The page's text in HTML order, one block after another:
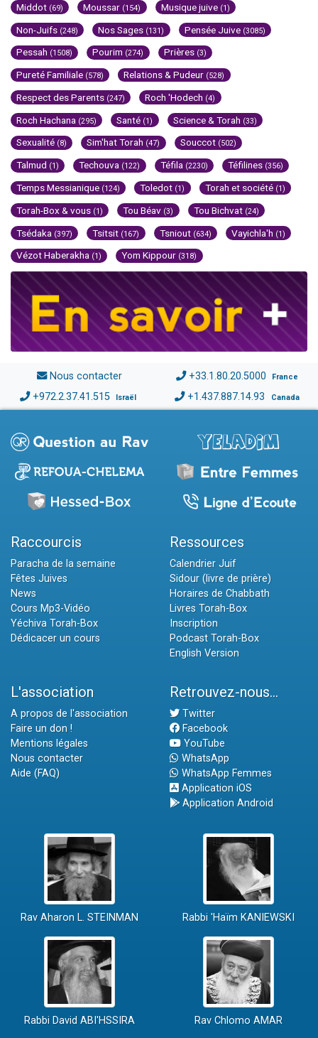
Middot (69) Moussar (154) Musique juive (1)
Non-Juifs (248) Nos Sages (131) Pensée Juive (3085)
Pessah (1508) Pourim (274) Prières (3)
Pureté Familiale (578) Relations & Pudeur (528)
Respect des Parents (247) Roch 'Hodech (4)
Roch Hachana (295) Santé (1) Science & Torah (33)
Sexualité (8) Sim'hat Torah (47) Souccot (502)
Talmud (1) Techouva (122) Téfila (2230) Téfilines (356)
Temps Messianique (124) Toledot (1) Torah et société (1)
Torah-Box & vous (1) Tou Béav (3) Tou Bichvat (24)
Tsédaka (397) Tsitsit (167) Tsniout (634) Vayichla'h (1)
Vézot Haberakha (1) Yom Kippour (318)
Nous contacter +33.1.80.20.5000 France
+972.2.37.41.515 Israël +1.437.887.14.93 Canada
Raccourcis
Paracha de la semaine
Fêtes Juives
News
Cours Mp3-Vidéo
Yéchiva Torah-Box
Dédicacer un cours
Ressources
Calendrier Juif
Sidour (livre de prière)
Horaires de Chabbath
Livres Torah-Box
Inscription
Podcast Torah-Box
English Version
L'association
A propos de l'association
Faire un don !
Mentions légales
Nous contacter
Aide (FAQ)
Retrouvez-nous...
Twitter
Facebook
YouTube
WhatsApp
WhatsApp Femmes
Application iOS
Application Android
Rav Aharon L. STEINMAN Rabbi 'Haïm KANIEWSKI
Rabbi David ABI'HSSIRA Rav Chlomo AMAR